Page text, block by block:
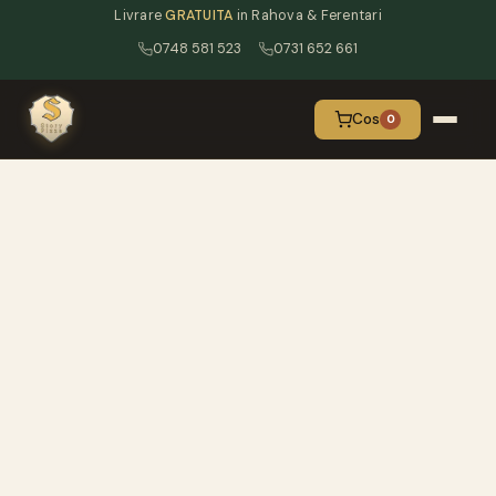
LivrareGRATUITA in Rahova & Ferentari
0748 581 523
0731 652 661
Cos 0